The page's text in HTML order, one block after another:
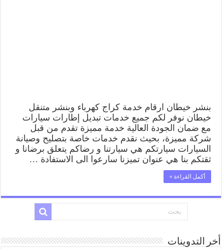
بنشر خيطان ارقام خدمة كراج كهرباء وبنشر متنقل
خيطان نوفر لكم جميع خدمات تبديل إطارات سيارات
مع ضمان الجودة العالية خدمة مميزة تقدم من قبل
شركة مميزة، بحيث نقدم خدمات خاصة بتصليح وصيانة
السيارات سيارتكم هي سيارتنا و رضاكم يتعلق برضانا و
ثقتكم بنا هي عنوان تميزنا سارعوا الى الاستفادة …
أكمل القراءة »
أخر التدوينات